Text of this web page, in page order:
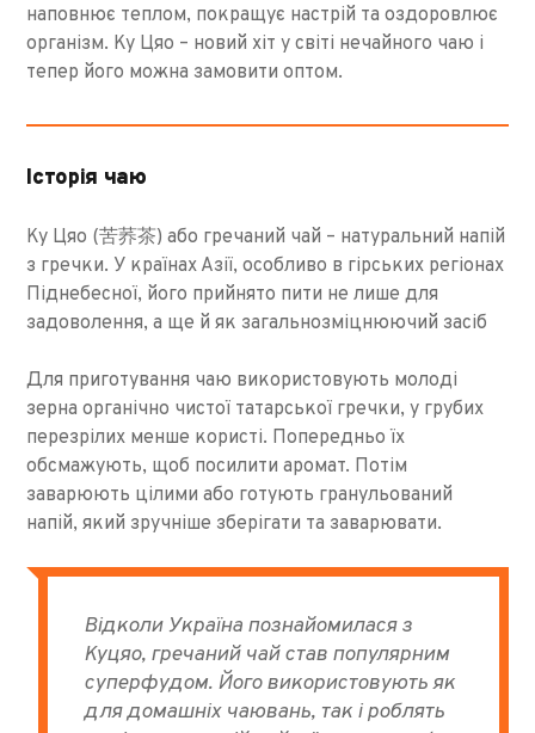
наповнює теплом, покращує настрій та оздоровлює
організм. Ку Цяо – новий хіт у світі нечайного чаю і
тепер його можна замовити оптом.
Історія чаю
Ку Цяо (苦荞茶) або гречаний чай – натуральний напій
з гречки. У країнах Азії, особливо в гірських регіонах
Піднебесної, його прийнято пити не лише для
задоволення, а ще й як загальнозміцнюючий засіб
Для приготування чаю використовують молоді
зерна органічно чистої татарської гречки, у грубих
перезрілих менше користі. Попередньо їх
обсмажують, щоб посилити аромат. Потім
заварюють цілими або готують гранульований
напій, який зручніше зберігати та заварювати.
Відколи Україна познайомилася з
Куцяо, гречаний чай став популярним
суперфудом. Його використовують як
для домашніх чаювань, так і роблять